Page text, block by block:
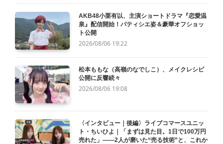
AKB48小栗有以、主演ショートドラマ『恋愛温
泉』配信開始！パティシエ姿＆豪華オフショッ
ト公開
2026/08/06 19:22
松本ももな（高嶺のなでしこ）、メイクレシピ
公開に反響続々
2026/08/06 19:08
〈インタビュー｜後編〉ライブコマースユニッ
ト・ちいひよ｜「まずは見た目。1日で100万円
売れた」——2人が磨いた“売る技術”と、これか